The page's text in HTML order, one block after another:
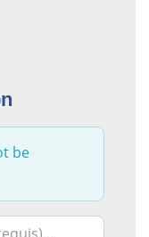
be
le plus et le